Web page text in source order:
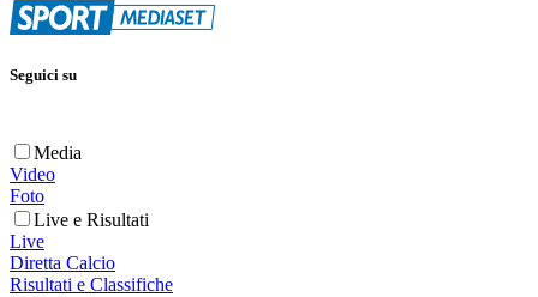
Seguici su
Media
Video
Foto
Live e Risultati
Live
Diretta Calcio
Risultati e Classifiche